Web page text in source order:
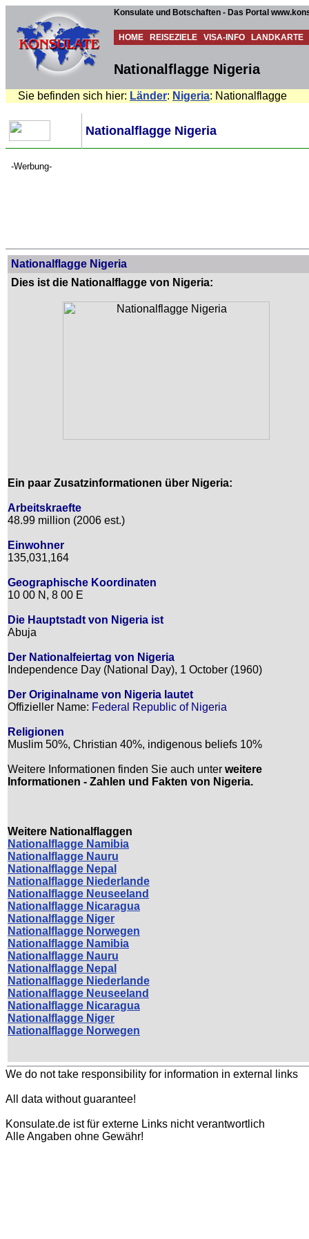
Konsulate und Botschaften - Das Portal
HOME REISEZIELE VISA-INFO LANDKARTE
Nationalflagge Nigeria
Sie befinden sich hier: Länder: Nigeria: Nationalflagge
Nationalflagge Nigeria
-Werbung-
Nationalflagge Nigeria
Dies ist die Nationalflagge von Nigeria:
Ein paar Zusatzinformationen über Nigeria:
Arbeitskraefte
48.99 million (2006 est.)
Einwohner
135,031,164
Geographische Koordinaten
10 00 N, 8 00 E
Die Hauptstadt von Nigeria ist
Abuja
Der Nationalfeiertag von Nigeria
Independence Day (National Day), 1 October (1960)
Der Originalname von Nigeria lautet
Offizieller Name: Federal Republic of Nigeria
Religionen
Muslim 50%, Christian 40%, indigenous beliefs 10%
Weitere Informationen finden Sie auch unter weitere
Informationen - Zahlen und Fakten von Nigeria.
Weitere Nationalflaggen
Nationalflagge Namibia
Nationalflagge Nauru
Nationalflagge Nepal
Nationalflagge Niederlande
Nationalflagge Neuseeland
Nationalflagge Nicaragua
Nationalflagge Niger
Nationalflagge Norwegen
Nationalflagge Namibia
Nationalflagge Nauru
Nationalflagge Nepal
Nationalflagge Niederlande
Nationalflagge Neuseeland
Nationalflagge Nicaragua
Nationalflagge Niger
Nationalflagge Norwegen
We do not take responsibility for information in external links
All data without guarantee!
Konsulate.de ist für externe Links nicht verantwortlich
Alle Angaben ohne Gewähr!